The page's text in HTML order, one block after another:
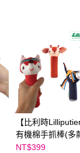
【比利時
有機棉手抓棒(多
選)
NT$399